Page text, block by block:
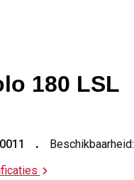
180 LSL
Beschikbaarheid: